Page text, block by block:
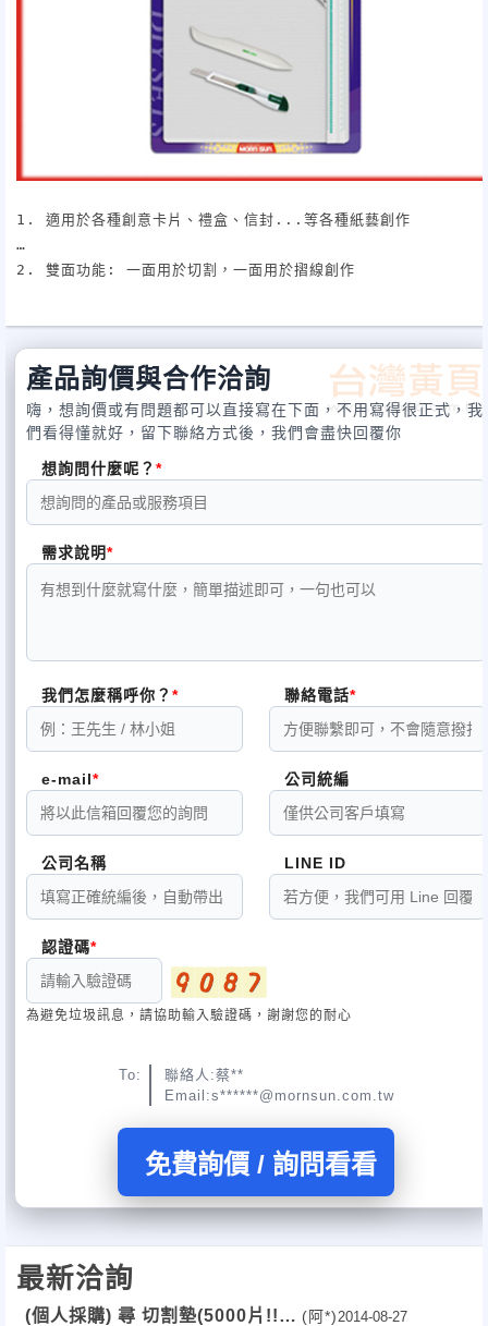
1. 適用於各種創意卡片、禮盒、信封...等各種紙藝創作
2. 雙面功能: 一面用於切割，一面用於摺線創作
產品詢價與合作洽詢
嗨，想詢價或有問題都可以直接寫在下面，不用寫得很正式，我
們看得懂就好，留下聯絡方式後，我們會盡快回覆你
想詢問什麼呢？
需求說明
我們怎麼稱呼你？ 聯絡電話
e-mail 公司統編
公司名稱 LINE ID
認證碼
為避免垃圾訊息，請協助輸入驗證碼，謝謝您的耐心
To:
聯絡人:蔡**
Email:s******@mornsun.com.tw
免費詢價 / 詢問看看
最新洽詢
(個人採購) 尋 切割墊(5000片!!)
(阿*) 2014-08-27